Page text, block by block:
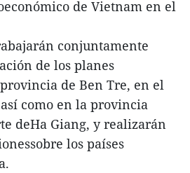
de Vietnam en el
conjuntamente
de los planes
de Ben Tre, en el
como en la provincia
deHa Giang, y realizarán
los países